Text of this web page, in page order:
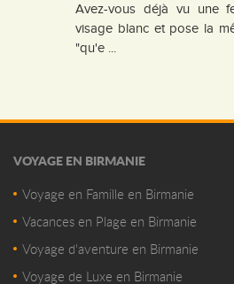
Avez-vous déjà vu une
visage blanc et pose la
"qu'e ...
VOYAGE EN BIRMANIE
Voyage en Famille en Birmanie
Vacances en Plage en Birmanie
Voyage d'aventure en Birmanie
Voyage de Luxe en Birmanie